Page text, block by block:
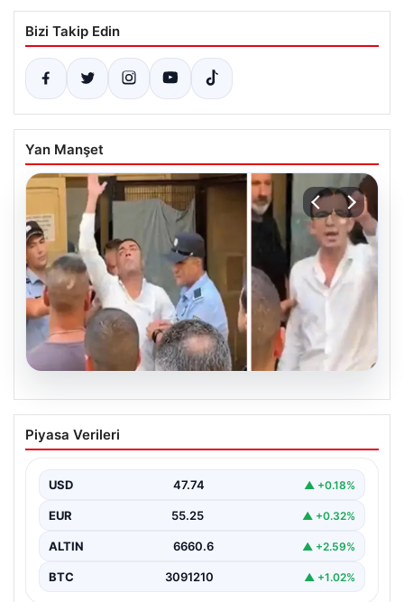
Bizi Takip Edin
Yan Manşet
07.08.2026
KKTC’de toplu cinsel saldırı davasında 5
sanığa toplam 55 yıl hapis
gerçekleşen toplu cinsel saldırı ve bu saldırının…
Piyasa Verileri
USD 47.74 ▲ +0.18%
EUR 55.25 ▲ +0.32%
ALTIN 6660.6 ▲ +2.59%
BTC 3091210 ▲ +1.02%